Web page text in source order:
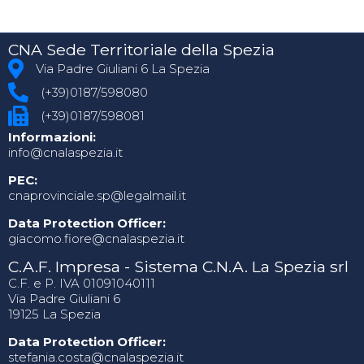
CNA Sede Territoriale della Spezia
Via Padre Giuliani 6 La Spezia
(+39)0187/598080
(+39)0187/598081
Informazioni:
info@cnalaspezia.it
PEC:
cnaprovinciale.sp@legalmail.it
Data Protection Officer:
giacomo.fiore@cnalaspezia.it
C.A.F. Impresa - Sistema C.N.A. La Spezia srl
C.F. e P. IVA 01091040111
Via Padre Giuliani 6
19125 La Spezia
Data Protection Officer:
stefania.costa@cnalaspezia.it